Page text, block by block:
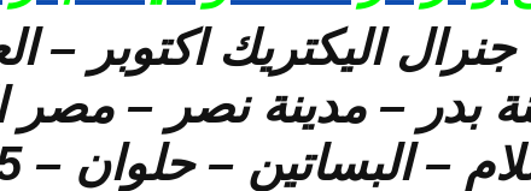
جنرال اليكتريك اكتوبر
بدر – مدينة نصر – مصر